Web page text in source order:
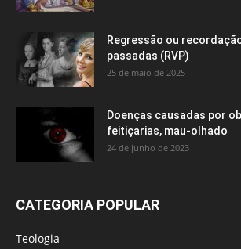
Regressão ou
passadas (RVP)
25 de maio de 2025
Doenças causadas por
feitiçarias, mau-olhado
24 de junho de 2023
CATEGORIA POPULAR
Teologia